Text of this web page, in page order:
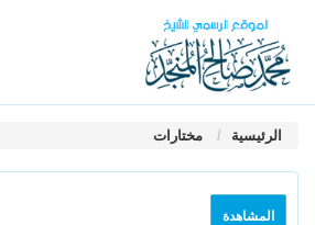
الرئيسية مختارات
المشاهدة